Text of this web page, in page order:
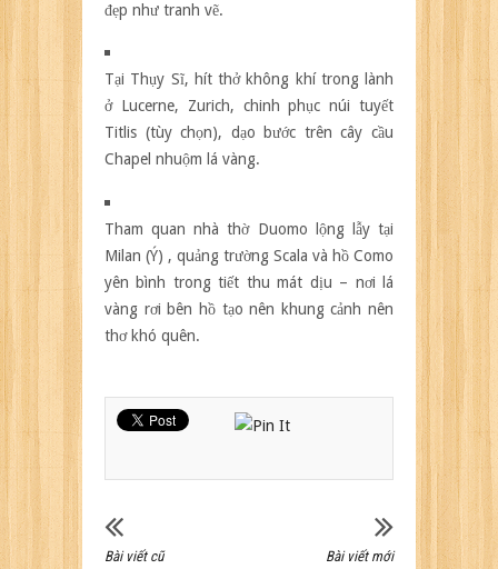
đẹp như tranh vẽ.
Tại Thụy Sĩ, hít thở không khí trong lành
ở Lucerne, Zurich, chinh phục núi tuyết
Titlis (tùy chọn), dạo bước trên cây cầu
Chapel nhuộm lá vàng.
Tham quan nhà thờ Duomo lộng lẫy tại
Milan (Ý) , quảng trường Scala và hồ Como
yên bình trong tiết thu mát dịu – nơi lá
vàng rơi bên hồ tạo nên khung cảnh nên
thơ khó quên.
Bài viết cũ Bài viết mới